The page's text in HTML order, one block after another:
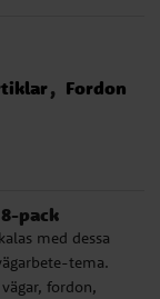
Fordon
pack
med dessa
tema.
fordon,